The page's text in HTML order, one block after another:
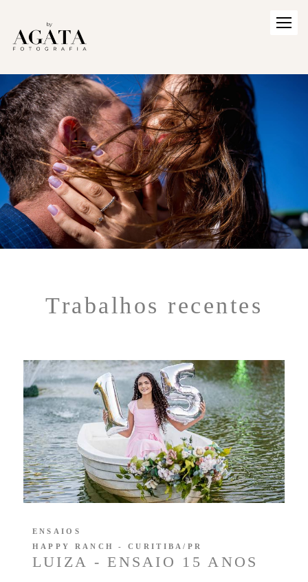
Trabalhos recentes
LUIZA - ENSAIO 15 ANOS
ENSAIOS
HAPPY RANCH - CURITIBA/PR